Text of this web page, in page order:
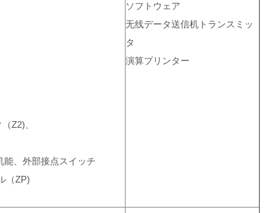
Z2)、
能、外部接点スイッチ
（ZP)
ソフトウェア
无线データ送信机トランスミッ
タ
演算プリンター